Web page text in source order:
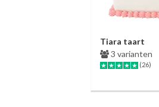
Tiara taart
3 varianten
(26)